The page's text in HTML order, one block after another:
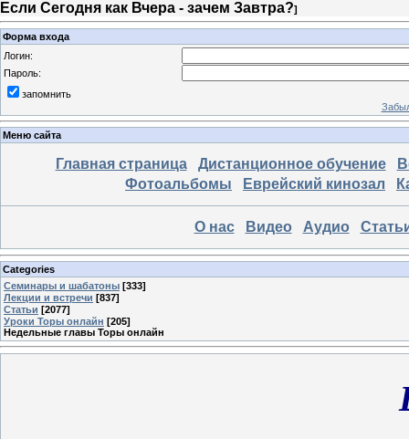
Если Сегодня как Вчера - зачем Завтра?]
Форма входа
Логин:
Пароль:
запомнить
Меню сайта
Главная страница Дистанционное обучение
Фотоальбомы
Еврейский кинозал
О нас Видео Аудио
Categories
Семинары и шабатоны [333]
Лекции и встречи [837]
Статьи [2077]
Уроки Торы онлайн [205]
Недельные главы Торы онлайн